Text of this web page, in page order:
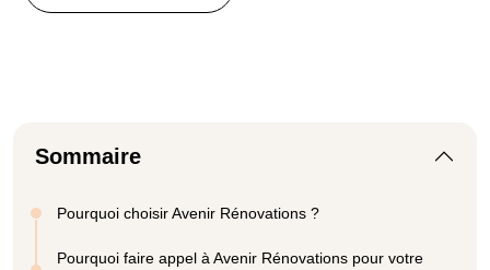
Sommaire
Pourquoi choisir Avenir Rénovations ?
Pourquoi faire appel à Avenir Rénovations pour votre